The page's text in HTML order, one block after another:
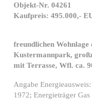
Objekt-Nr. 04261
Kaufpreis: 495.000,-
freundlichen
Kustermannpark,
mit Terrasse, Wfl. ca.
Angabe
1972; Energieträger Gas